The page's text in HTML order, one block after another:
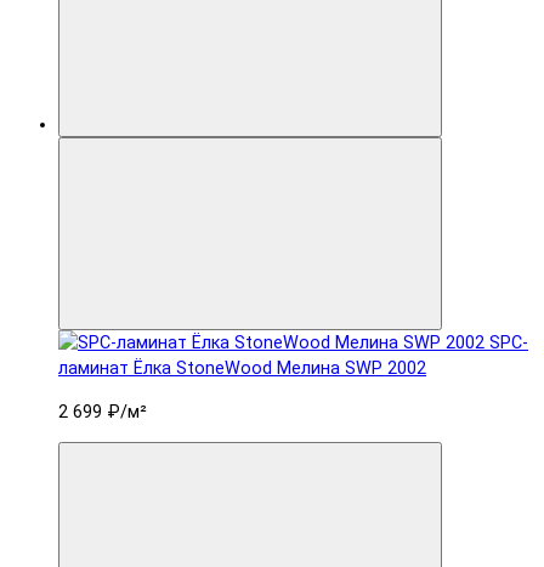
SPC-
ламинат Ëлка StoneWood Мелина SWP 2002
2 699 ₽/м²